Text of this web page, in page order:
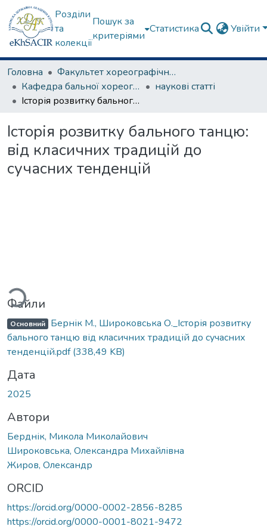
Розділи
та
колекції
Пошук за
критеріями
Статистика Увійти
Головна
Факультет хореографічного мистецтва
Кафедра бальної хореографії
наукові статті
Історія розвитку бального танцю: від класичних традицій до сучасних тенденцій
Історія розвитку бального танцю:
від класичних традицій до
сучасних тенденцій
Файли
Основний Бернік М., Широковська О._Історія розвитку
бального танцю від класичних традицій до сучасних
тенденцій.pdf(338,49 KB)
Дата
2025
Автори
Берднік, Микола Миколайович
Широковська, Олександра Михайлівна
Жиров, Олександр
ORCID
https://orcid.org/0000-0002-2856-8285
https://orcid.org/0000-0001-8021-9472